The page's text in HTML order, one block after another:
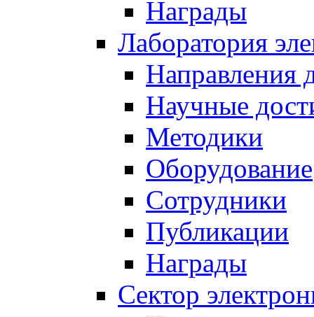
Награды
Лаборатория
Направления
Научные
Методики
Оборудование
Сотрудники
Публикации
Награды
Сектор